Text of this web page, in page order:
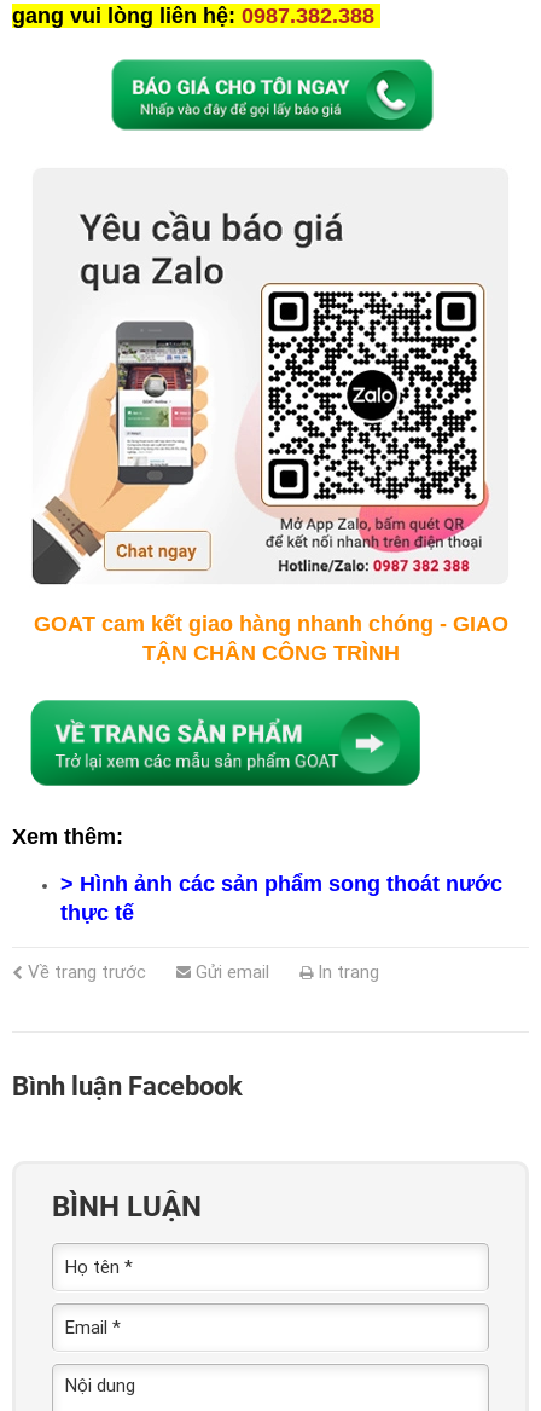
gang vui lòng liên hệ: 0987.382.388
GOAT cam kết giao hàng nhanh chóng - GIAO
TẬN CHÂN CÔNG TRÌNH
Xem thêm:
> Hình ảnh các sản phẩm song thoát nước
thực tế
Về trang trước Gửi email In trang
Bình luận Facebook
BÌNH LUẬN